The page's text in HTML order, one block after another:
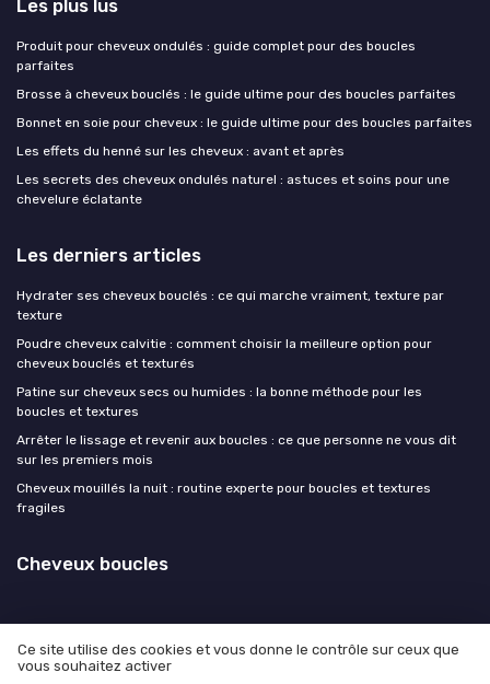
Les plus lus
Produit pour cheveux ondulés : guide complet pour des boucles
parfaites
Brosse à cheveux bouclés : le guide ultime pour des boucles parfaites
Bonnet en soie pour cheveux : le guide ultime pour des boucles parfaites
Les effets du henné sur les cheveux : avant et après
Les secrets des cheveux ondulés naturel : astuces et soins pour une
chevelure éclatante
Les derniers articles
Hydrater ses cheveux bouclés : ce qui marche vraiment, texture par
texture
Poudre cheveux calvitie : comment choisir la meilleure option pour
cheveux bouclés et texturés
Patine sur cheveux secs ou humides : la bonne méthode pour les
boucles et textures
Arrêter le lissage et revenir aux boucles : ce que personne ne vous dit
sur les premiers mois
Cheveux mouillés la nuit : routine experte pour boucles et textures
fragiles
Cheveux boucles
Mentions légales
Ce site utilise des cookies et vous donne le contrôle sur ceux que
vous souhaitez activer